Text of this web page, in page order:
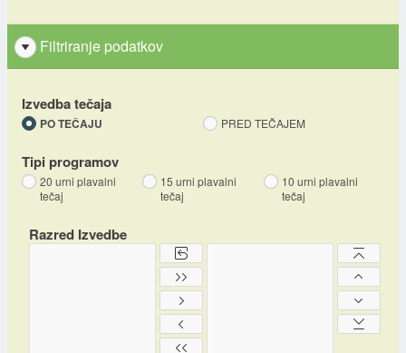
Filtriranje podatkov
Izvedba tečaja
PO TEČAJU PRED TEČAJEM
Tipi programov
20 urni plavalni
tečaj
15 urni plavalni
tečaj
10 urni plavalni
tečaj
Razred Izvedbe